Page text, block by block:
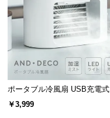
ポータブル冷風扇 USB充電式
￥3,999